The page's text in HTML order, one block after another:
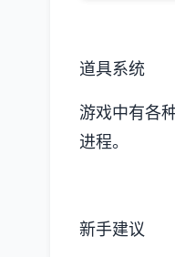
道具系统
游戏中有各
进程。
新手建议